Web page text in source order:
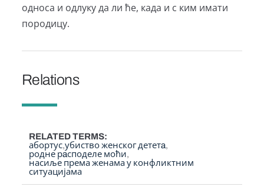
односа и одлуку да ли ће, када и с ким имати
породицу.
Relations
RELATED TERMS
абортус убиство женског дететa
родне рaсподеле моћи
насиље према женама у конфликтним
ситуацијама